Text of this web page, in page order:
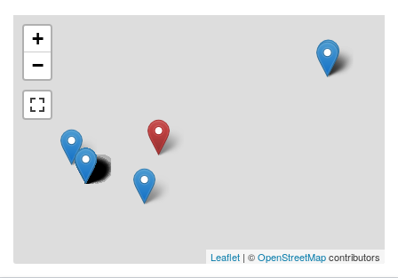
+
−
Leaflet | ©OpenStreetMapcontributors